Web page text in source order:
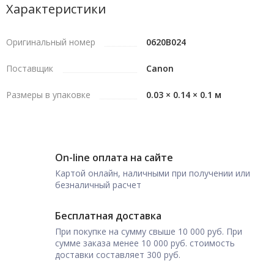
Характеристики
Оригинальный номер 0620B024
Поставщик Canon
Размеры в упаковке 0.03 × 0.14 × 0.1 м
On-line оплата на сайте
Картой онлайн, наличными при получении или
безналичный расчет
Бесплатная доставка
При покупке на сумму свыше 10 000 руб. При
сумме заказа менее 10 000 руб. стоимость
доставки составляет 300 руб.